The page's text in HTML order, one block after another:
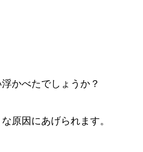
かべたでしょうか？
原因にあげられます。